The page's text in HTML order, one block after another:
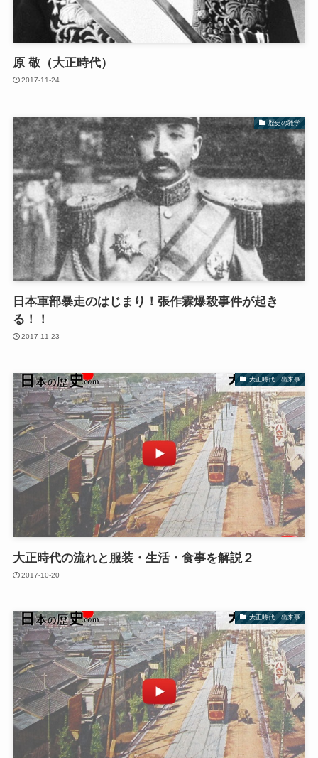
原 敬（大正時代）
2017-11-24
歴史の雑学
日本軍部暴走のはじまり！張作霖爆殺事件が起き
る！！
2017-11-23
大正時代 出来事
大正時代の流れと服装・生活・食事を解説２
2017-10-20
大正時代 出来事